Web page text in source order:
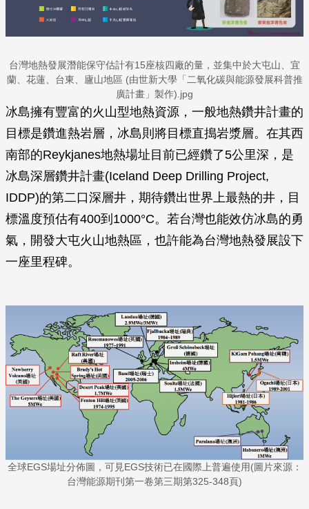
台灣地熱發展潛能保守估計有15座核四廠的量，並集中於大屯山、宜
蘭、花蓮、台東、廬山地區 (由世新大學「二氧化碳與能源發展科普推
廣計畫」製作).jpg
冰島擁有豐富的火山型地熱資源，一般地熱鑽井計畫的
目標是鑽進熱岩層，冰島則將目標直搗岩漿層。在其西
南部的Reykjanes地熱場址目前已經鑽了5公里深，是
冰島深層鑽井計畫(Iceland Deep Drilling Project,
IDDP)的第二口深層井，期待鑽出世界上最熱的井，目
標溫度預估有400到1000°C。若台灣也能效仿冰島的勇
氣，開發大屯火山地熱區，也許能為台灣地熱發展設下
一座里程碑。
全球EGS場址分佈圖，可見EGS技術已在國際上普遍使用(圖片來源：
台灣能源期刊第一卷第三期第325-348頁)